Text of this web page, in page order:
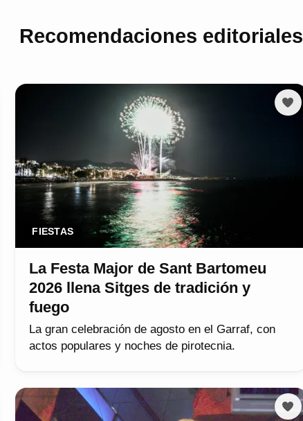
Recomendaciones editoriales
FIESTAS
La Festa Major de Sant Bartomeu
2026 llena Sitges de tradición y
fuego
La gran celebración de agosto en el Garraf, con
actos populares y noches de pirotecnia.